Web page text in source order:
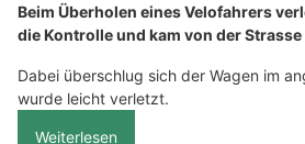
Beim Überholen eines Velofahrers
die Kontrolle und kam von der Strasse
Dabei überschlug sich der Wagen im
wurde leicht verletzt.
Weiterlesen